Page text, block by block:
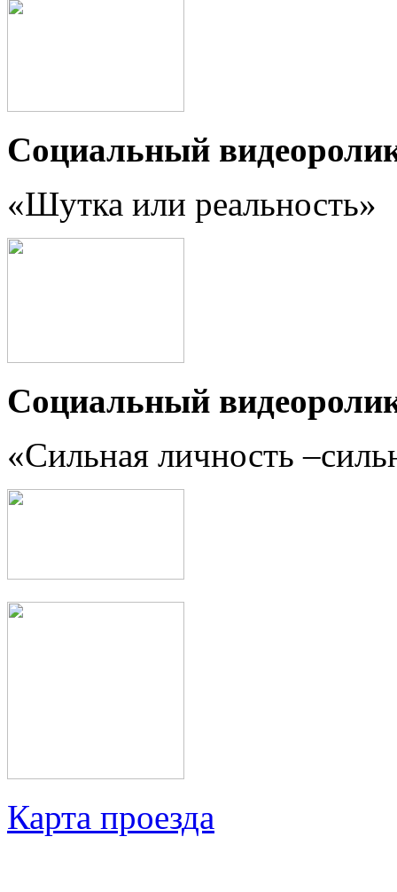
Социальный
«Шутка или реальность»
Социальный
«Сильная личность
Карта проезда